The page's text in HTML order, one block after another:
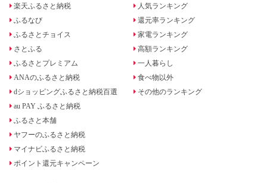
楽天ふるさと納税
ふるなび
ふるさとチョイス
さとふる
ふるさとプレミアム
ANAのふるさと納税
dショッピングふるさと納税百選
au PAY ふるさと納税
ふるさと本舗
ヤフーのふるさと納税
マイナビふるさと納税
ポイント還元キャンペーン
人気ランキング
還元率ランキング
家電ランキング
高額ランキング
一人暮らし
食べ物以外
その他のランキング